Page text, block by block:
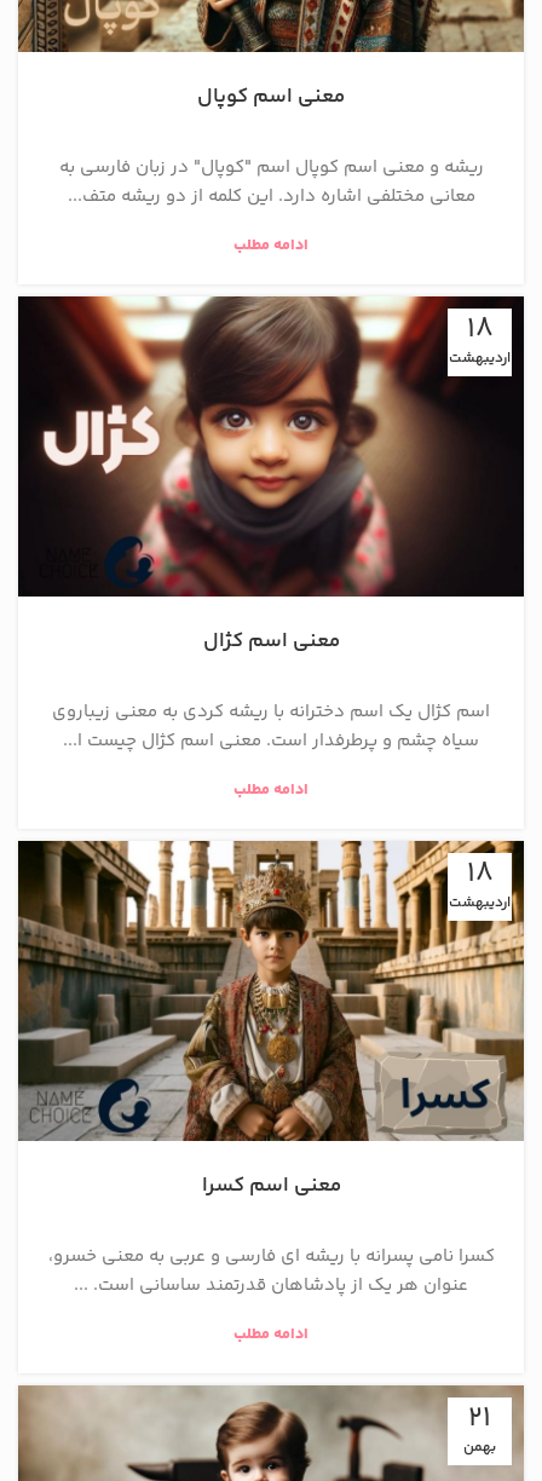
معنی اسم کوپال
ریشه و معنی اسم کوپال اسم "کوپال" در زبان فارسی به
معانی مختلفی اشاره دارد. این کلمه از دو ریشه متف...
ادامه مطلب
18
اردیبهشت
معنی اسم کژال
اسم کژال یک اسم دخترانه با ریشه کردی به معنی زيباروی
سياه چشم و پرطرفدار است. معنی اسم کژال چیست ا...
ادامه مطلب
18
اردیبهشت
معنی اسم کسرا
کسرا نامی پسرانه با ریشه ای فارسی و عربی به معنی خسرو،
عنوان هر يك از پادشاهان قدرتمند ساسانی است. ...
ادامه مطلب
21
بهمن